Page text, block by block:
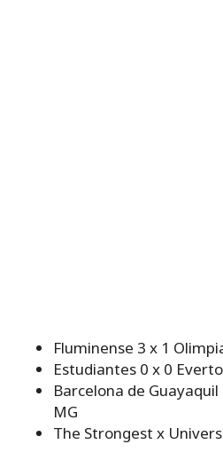
Fluminense 3 x 1
Estudiantes 0 x 0
Barcelona de Guayaquil
MG
The Strongest x